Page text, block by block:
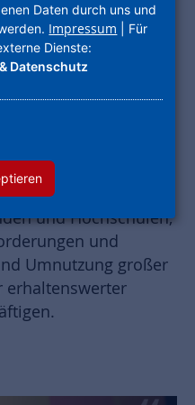
das Alte
der Überschrift
als
die gelungene
Nutzung.
von
und Landes-
und Hochschulen,
und
Umnutzung großer
erhaltenswerter
Daten durch uns und
Impressum | Für
Dienste:
Datenschutz